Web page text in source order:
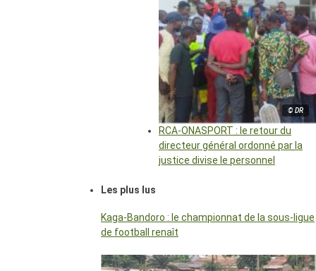
© DR
RCA-ONASPORT : le retour du
directeur général ordonné par la
justice divise le personnel
Les plus lus
Kaga-Bandoro : le championnat de la sous-ligue
de football renaît